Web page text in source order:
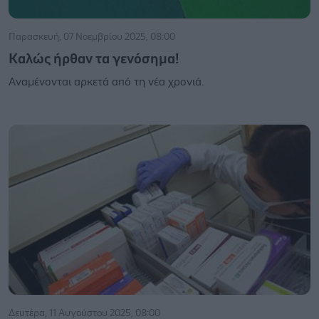
Παρασκευή, 07 Νοεμβρίου 2025, 08:00
Καλώς ήρθαν τα γενόσημα!
Αναμένονται αρκετά από τη νέα χρονιά.
Δευτέρα, 11 Αυγούστου 2025, 08:00